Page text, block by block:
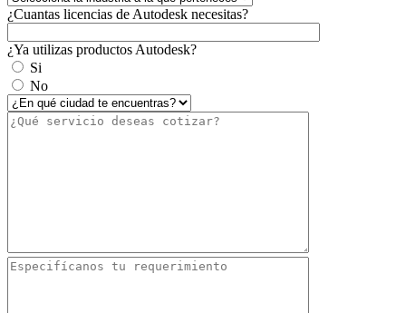
¿Cuantas licencias de Autodesk necesitas?
¿Ya utilizas productos Autodesk?
Si
No